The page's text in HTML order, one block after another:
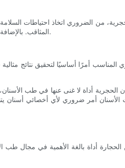
من الضروري اتخاذ احتياطات
المثاقب. بالإضافة إلى ذلك، فإن استخدام سرعة الدوران والضغط المناسبين عند استخدام المثاقب أمر بالغ الأهمية لمنع أي ضرر لبنية الأسنان والأنسجة المحيطة بها.
المناسب أمرًا أساسيًا لتحقيق نتائج
الحجرية أداة لا غنى عنها في طب
الأسنان أمر ضروري لأي أخصائي أسنان
الحجارة أداة بالغة الأهمية في مجال